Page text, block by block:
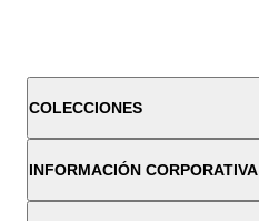
COLECCIONES
INFORMACIÓN CORPORATIVA